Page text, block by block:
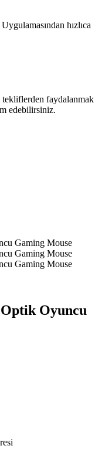
hızlıca
tekliflerden faydalanmak
edebilirsiniz.
Oyuncu